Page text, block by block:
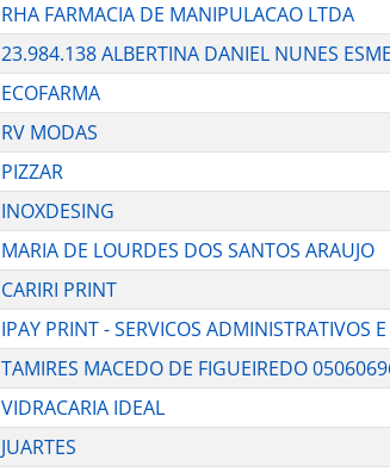
RHA FARMACIA DE MANIPULACAO LTDA
23.984.138 ALBERTINA DANIEL NUNES
ECOFARMA
RV MODAS
PIZZAR
INOXDESING
MARIA DE LOURDES DOS SANTOS ARAUJO
CARIRI PRINT
IPAY PRINT - SERVICOS ADMINISTRATIVOS
TAMIRES MACEDO DE FIGUEIREDO
VIDRACARIA IDEAL
JUARTES